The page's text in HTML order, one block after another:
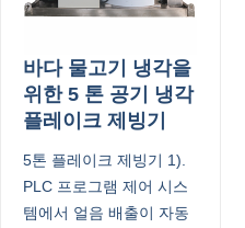
바다 물고기 냉각을
위한 5 톤 공기 냉각
플레이크 제빙기
5톤 플레이크 제빙기 1).
PLC 프로그램 제어 시스
템에서 얼음 배출이 자동